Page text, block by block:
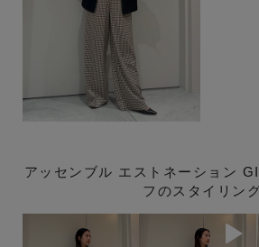
アッセンブル エストネーション
フのスタイリン